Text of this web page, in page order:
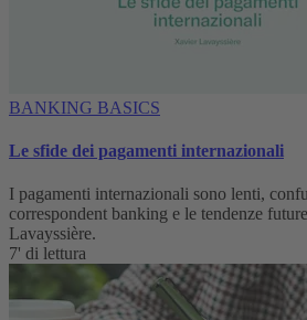
BANKING BASICS
Le sfide dei pagamenti internazionali
I pagamenti internazionali sono lenti,
correspondent banking e le tendenze
Lavayssière.
7' di lettura